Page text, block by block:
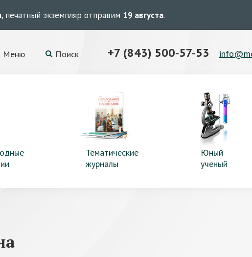
, печатный экземпляр отправим 19 августа.
Меню Поиск +7 (843) 500-57-53
Тематические
журналы
Юный
ученый